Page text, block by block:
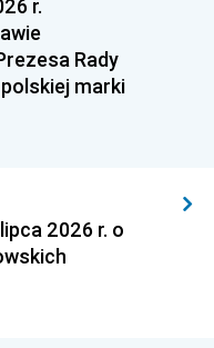
r.
Rady
marki
2026 r. o